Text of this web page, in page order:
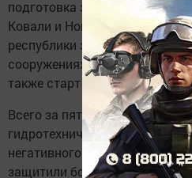
подготовка заявки на
Ковали и Новый Кокшан. На
республики запланировано
сооружениях в Кайбицком и
также старт ремонта на
Всего за пять лет благодаря
гидротехнических
негативного воздействия
защитили более 14 тысяч